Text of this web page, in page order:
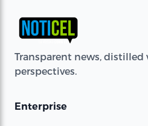
Transparent news, distilled
perspectives.
Enterprise